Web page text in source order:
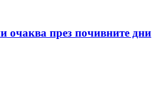
очаква през почивните дни